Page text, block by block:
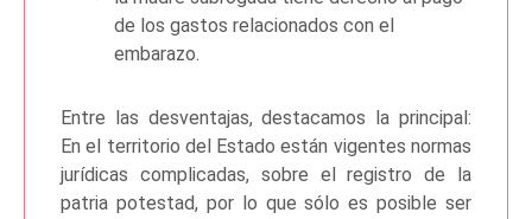
de los gastos relacionados con el
embarazo.
Entre las desventajas, destacamos la principal:
En el territorio del Estado están vigentes normas
jurídicas complicadas, sobre el registro de la
patria potestad, por lo que sólo es posible ser